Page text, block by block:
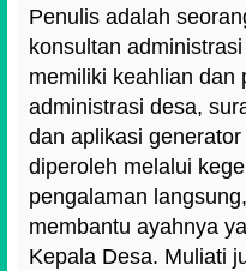
Penulis adalah
konsultan
memiliki keahlian dan
administrasi desa,
dan aplikasi
diperoleh melalui
pengalaman
membantu ayahnya
Kepala Desa. Muliati